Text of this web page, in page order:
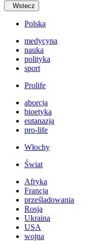
Wstecz
Polska
medycyna
nauka
polityka
sport
Prolife
aborcja
bioetyka
eutanazja
pro-life
Włochy
Świat
Afryka
Francja
prześladowania
Rosja
Ukraina
USA
wojna